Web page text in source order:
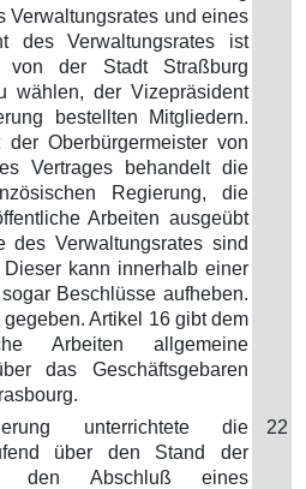
Verwaltungsrates und eines
des Verwaltungsrates ist
von der Stadt Straßburg
wählen, der Vizepräsident
bestellten Mitgliedern.
Oberbürgermeister von
Vertrages behandelt die
Regierung, die
Arbeiten ausgeübt
des Verwaltungsrates sind
kann innerhalb einer
Beschlüsse aufheben.
Artikel 16 gibt dem
Arbeiten allgemeine
das Geschäftsgebaren
unterrichtete die
über den Stand der
den Abschluß eines
22